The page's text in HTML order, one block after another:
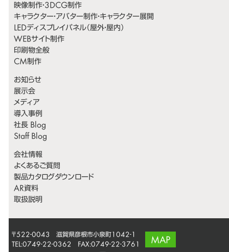
映像制作・3DCG制作
キャラクター・アバター制作・キャラクター展開
LEDディスプレイパネル（屋外・屋内）
WEBサイト制作
印刷物全般
CM制作
お知らせ
展示会
メディア
導入事例
社長 Blog
Staff Blog
会社情報
よくあるご質問
製品カタログダウンロード
AR資料
取扱説明
〒522-0043 滋賀県彦根市小泉町1042-1
TEL:0749-22-0362 FAX:0749-22-3761
MAP